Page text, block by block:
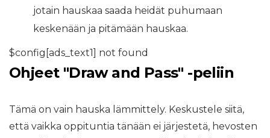
jotain hauskaa saada heidät puhumaan
keskenään ja pitämään hauskaa.
$config[ads_text1] not found
Ohjeet "Draw and Pass" -peliin
Tämä on vain hauska lämmittely. Keskustele siitä,
että vaikka oppituntia tänään ei järjestetä, hevosten